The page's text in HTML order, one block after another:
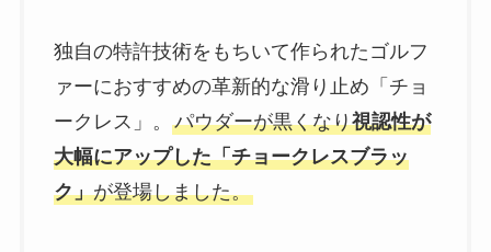
独自の特許技術をもちいて作られたゴルフ
ァーにおすすめの革新的な滑り止め「チョ
ークレス」。 パウダーが黒くなり視認性が
大幅にアップした「チョークレスブラッ
ク」が登場しました。